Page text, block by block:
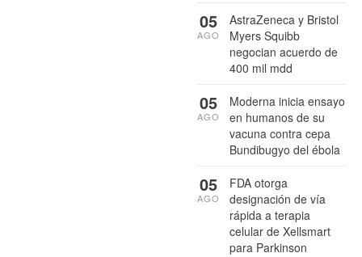
AstraZeneca y Bristol
Myers Squibb
negocian acuerdo de
400 mil mdd
05
AGO
Moderna inicia ensayo
en humanos de su
vacuna contra cepa
Bundibugyo del ébola
05
AGO
FDA otorga
designación de vía
rápida a terapia
celular de Xellsmart
para Parkinson
05
AGO